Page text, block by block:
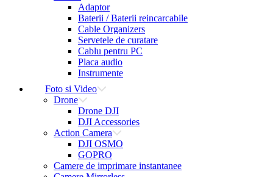
Adaptor
Baterii / Baterii reincarcabile
Cable Organizers
Servetele de curatare
Cablu pentru PC
Placa audio
Instrumente
Foto si Video
Drone
Drone DJI
DJI Accessories
Action Camera
DJI OSMO
GOPRO
Camere de imprimare instantanee